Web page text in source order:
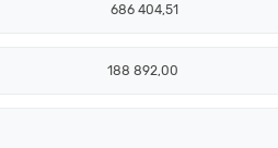
686 404,51
188 892,00